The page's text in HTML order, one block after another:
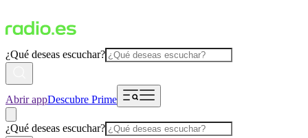
¿Qué deseas escuchar?
Abrir appDescubre Prime
¿Qué deseas escuchar?